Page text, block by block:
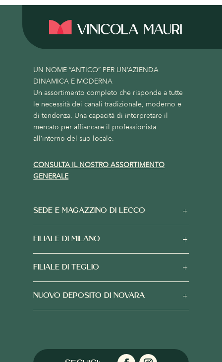
UN NOME “ANTICO” PER UN’AZIENDA
DINAMICA E MODERNA
Un assortimento completo che risponde a tutte
le necessità dei canali tradizionale, moderno e
di tendenza. Una capacità di interpretare il
mercato per affiancare il professionista
all’interno del suo locale.
CONSULTA IL NOSTRO ASSORTIMENTO
GENERALE
SEDE E MAGAZZINO DI LECCO
FILIALE DI MILANO
FILIALE DI TEGLIO
NUOVO DEPOSITO DI NOVARA